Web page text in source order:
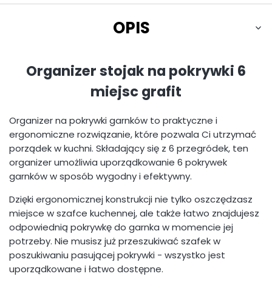
OPIS
Organizer stojak na pokrywki 6
miejsc grafit
Organizer na pokrywki garnków to praktyczne i
ergonomiczne rozwiązanie, które pozwala Ci utrzymać
porządek w kuchni. Składający się z 6 przegródek, ten
organizer umożliwia uporządkowanie 6 pokrywek
garnków w sposób wygodny i efektywny.
Dzięki ergonomicznej konstrukcji nie tylko oszczędzasz
miejsce w szafce kuchennej, ale także łatwo znajdujesz
odpowiednią pokrywkę do garnka w momencie jej
potrzeby. Nie musisz już przeszukiwać szafek w
poszukiwaniu pasującej pokrywki - wszystko jest
uporządkowane i łatwo dostępne.